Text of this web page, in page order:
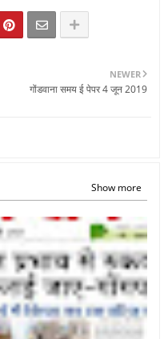
NEWER
गोंडवाना समय ई पेपर 4 जून 2019
Show more